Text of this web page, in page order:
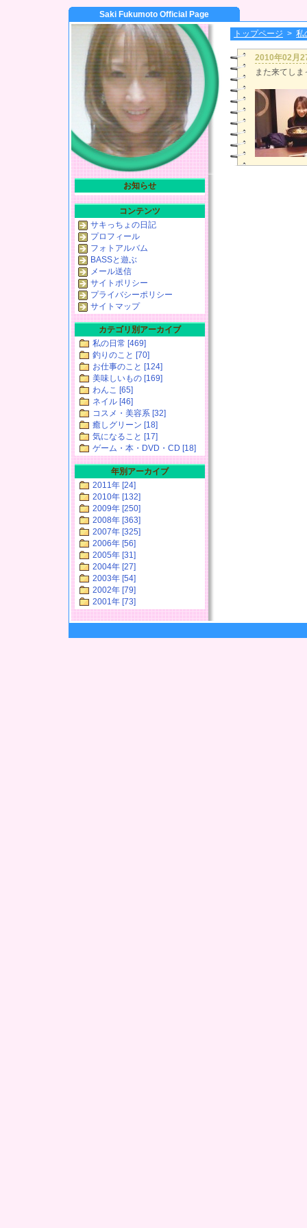
Saki Fukumoto Official Page
トップページ > 私
2010年02月
また来てし
お知らせ
コンテンツ
サキっちょの日記
プロフィール
フォトアルバム
BASSと遊ぶ
メール送信
サイトポリシー
プライバシーポリシー
サイトマップ
カテゴリ別アーカイブ
私の日常 [469]
釣りのこと [70]
お仕事のこと [124]
美味しいもの [169]
わんこ [65]
ネイル [46]
コスメ・美容系 [32]
癒しグリーン [18]
気になること [17]
ゲーム・本・DVD・CD [18]
年別アーカイブ
2011年 [24]
2010年 [132]
2009年 [250]
2008年 [363]
2007年 [325]
2006年 [56]
2005年 [31]
2004年 [27]
2003年 [54]
2002年 [79]
2001年 [73]